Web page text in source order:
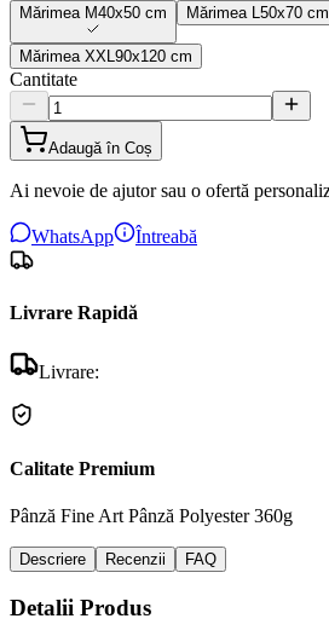
Mărimea M40x50 cm Mărimea 50x70 cm
Mărimea XXL 90x120 cm
Cantitate
Adaugă în Coș
Ai nevoie de ajutor sau o ofertă
WhatsApp Întreabă
Livrare Rapidă
Livrare:
Calitate Premium
Pânză Fine Art Pânză Polyester 360g
Descriere Recenzii FAQ
Detalii Produs